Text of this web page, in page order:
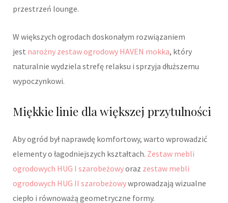
przestrzeń lounge.
W większych ogrodach doskonałym rozwiązaniem
jest narożny zestaw ogrodowy HAVEN mokka, który
naturalnie wydziela strefę relaksu i sprzyja dłuższemu
wypoczynkowi.
Miękkie linie dla większej przytulności
Aby ogród był naprawdę komfortowy, warto wprowadzić
elementy o łagodniejszych kształtach. Zestaw mebli
ogrodowych HUG I szarobeżowyoraz zestaw mebli
ogrodowych HUG II szarobeżowywprowadzają wizualne
ciepło i równoważą geometryczne formy.